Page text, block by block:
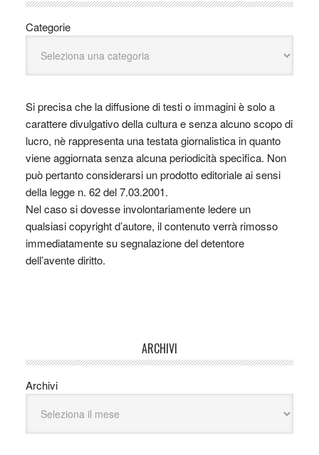
Categorie
Si precisa che la diffusione di testi o immagini è solo a
carattere divulgativo della cultura e senza alcuno scopo di
lucro, nè rappresenta una testata giornalistica in quanto
viene aggiornata senza alcuna periodicità specifica. Non
può pertanto considerarsi un prodotto editoriale ai sensi
della legge n. 62 del 7.03.2001.
Nel caso si dovesse involontariamente ledere un
qualsiasi copyright d’autore, il contenuto verrà rimosso
immediatamente su segnalazione del detentore
dell’avente diritto.
ARCHIVI
Archivi